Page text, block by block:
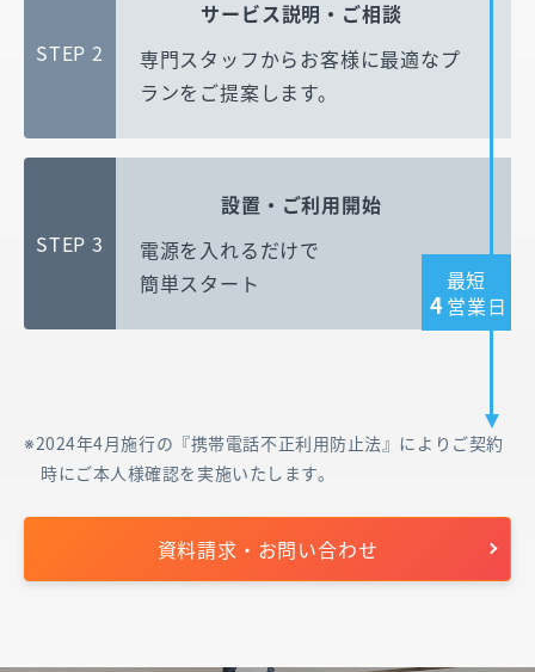
STEP 2
サービス説明・ご相談
専門スタッフからお客様に最適なプ
ランをご提案します。
最短
4 営業日
STEP 3
設置・ご利用開始
電源を入れるだけで
簡単スタート
2024年4月施行の『携帯電話不正利用防止法』によりご契約
時にご本人様確認を実施いたします。
資料請求・お問い合わせ